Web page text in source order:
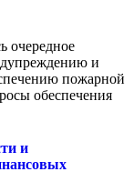
очередное
и
пожарной
обеспечения
и